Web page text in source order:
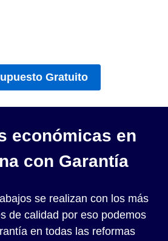
Gratuito
económicas en
con Garantía
se realizan con los más
de calidad por eso podemos
en todas las reformas